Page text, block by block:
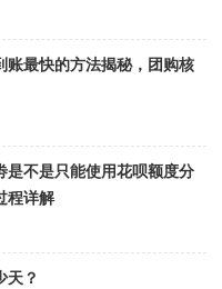
账最快的方法揭秘，团购核
是不是只能使用花呗额度分
程详解
天？